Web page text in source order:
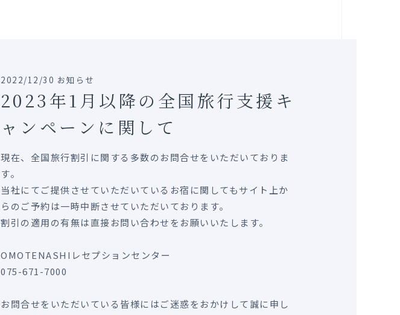
2022/12/30 お知らせ
2023年1月以降の全国旅行支援キ
ャンペーンに関して
現在、全国旅行割引に関する多数のお問合せをいただいておりま
す。
当社にてご提供させていただいているお宿に関してもサイト上か
らのご予約は一時中断させていただいております。
割引の適用の有無は直接お問い合わせをお願いいたします。
OMOTENASHIレセプションセンター
075-671-7000
お問合せをいただいている皆様にはご迷惑をおかけして誠に申し